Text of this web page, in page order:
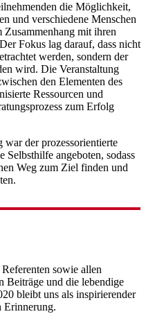
die Möglichkeit,
und verschiedene Menschen
mit ihren
Fokus lag darauf, dass nicht
werden, sondern der
wird. Die Veranstaltung
den Elementen des
Ressourcen und
zum Erfolg
war der prozessorientierte
Selbsthilfe angeboten, sodass
Weg zum Ziel finden und
sowie allen
Beiträge und die lebendige
bleibt uns als inspirierender
Erinnerung.